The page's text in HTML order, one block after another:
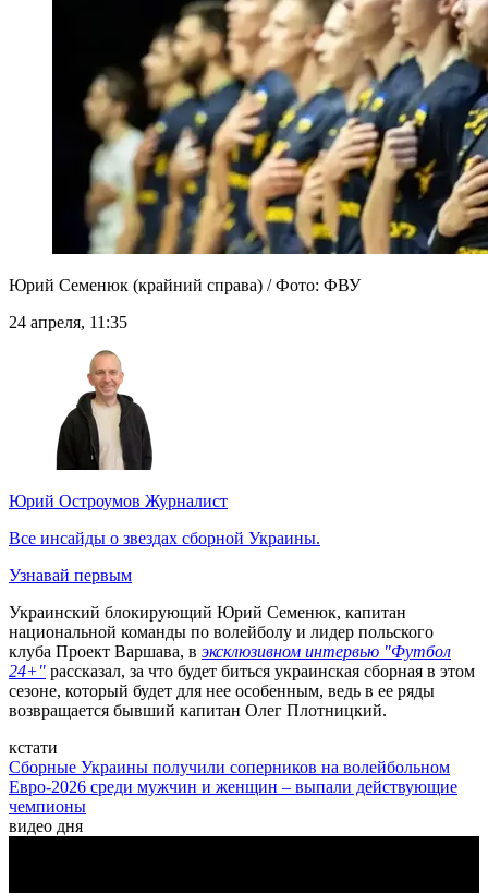
Юрий Семенюк (крайний справа) / Фото: ФВУ
24 апреля, 11:35
Юрий Остроумов Журналист
Все инсайды о звездах сборной Украины.
Узнавай первым
Украинский блокирующий Юрий Семенюк, капитан
национальной команды по волейболу и лидер польского
клуба Проект Варшава, в эксклюзивном интервью "Футбол
24+" рассказал, за что будет биться украинская сборная в этом
сезоне, который будет для нее особенным, ведь в ее ряды
возвращается бывший капитан Олег Плотницкий.
кстати
Сборные Украины получили соперников на волейбольном
Евро-2026 среди мужчин и женщин – выпали действующие
чемпионы
видео дня